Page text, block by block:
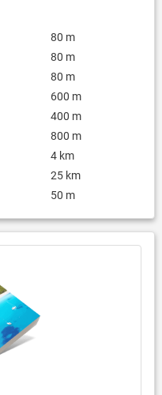
80 m
80 m
80 m
600 m
400 m
800 m
4 km
25 km
50 m